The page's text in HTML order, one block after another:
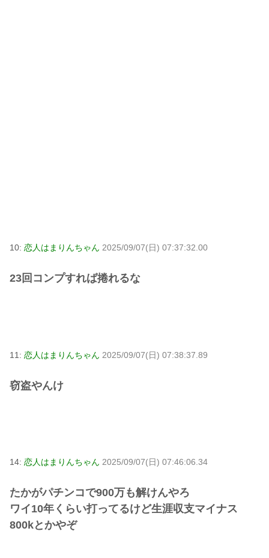
10: 恋人はまりんちゃん 2025/09/07(日) 07:37:32.00
23回コンプすれば捲れるな
11: 恋人はまりんちゃん 2025/09/07(日) 07:38:37.89
窃盗やんけ
14: 恋人はまりんちゃん 2025/09/07(日) 07:46:06.34
たかがパチンコで900万も解けんやろ
ワイ10年くらい打ってるけど生涯収支マイナス
800kとかやぞ